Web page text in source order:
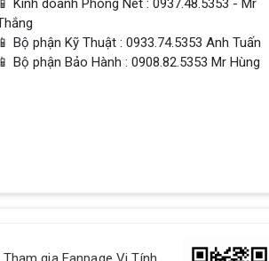
📱 Kinh doanh Phòng Nét : 0937.48.5353 - Mr
📱 Bộ phận Kỹ Thuật : 0933.74.5353 Anh Tuấn
📱 Bộ phận Bảo Hành : 0908.82.5353 Mr Hùng
in 9 Games | 1080p, 1440p